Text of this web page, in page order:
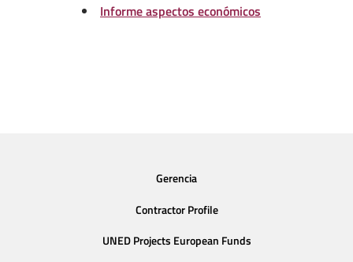
Informe aspectos económicos
Gerencia
Contractor Profile
UNED Projects European Funds